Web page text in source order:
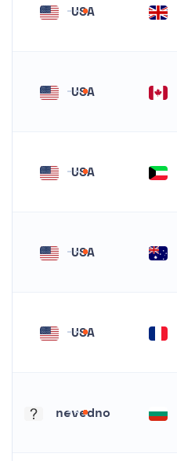
USA
USA
USA
USA
USA
nevedno